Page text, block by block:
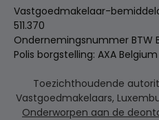
Vastgoedmakelaar-
511.370
Ondernemingsnummer BTW
Polis borgstelling: AXA
Toezichthoudende
Vastgoedmakelaars,
Onderworpen aan de